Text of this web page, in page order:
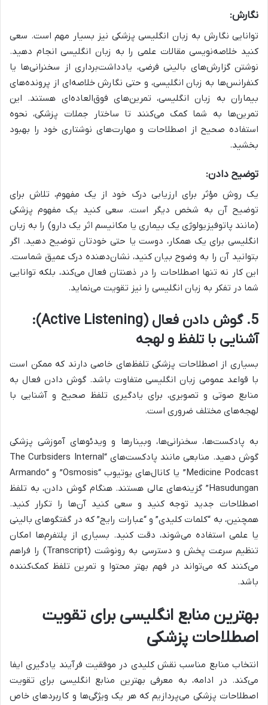
نگارش:
توانایی نگارش به زبان انگلیسی پزشکی نیز بسیار مهم است. سعی
کنید خلاصه‌نویسی مقالات علمی را به زبان انگلیسی انجام دهید.
نوشتن گزارش‌های بالینی فرضی، یادداشت‌برداری از سخنرانی‌ها یا
کنفرانس‌ها به زبان انگلیسی، و حتی نگارش خلاصه‌ای از پرونده‌های
بیماران به زبان انگلیسی، تمرین‌های فوق‌العاده‌ای هستند. این
تمرین‌ها به شما کمک می‌کنند تا ساختار جملات پزشکی، نحوه
استفاده صحیح از اصطلاحات و مهارت‌های نوشتاری خود را بهبود
بخشید.
توضیح دادن:
یک روش مؤثر برای ارزیابی درک خود از یک مفهوم، تلاش برای
توضیح آن به شخص دیگر است. سعی کنید یک مفهوم پزشکی
(مانند پاتوفیزیولوژی یک بیماری یا مکانیسم اثر یک دارو) را به زبان
انگلیسی برای یک همکار، دوست یا حتی خودتان توضیح دهید. اگر
بتوانید آن را به وضوح بیان کنید، نشان‌دهنده درک عمیق شماست.
این کار نه تنها اصطلاحات را در ذهنتان فعال می‌کند، بلکه توانایی
شما در تفکر به زبان انگلیسی را نیز تقویت می‌نماید.
5. گوش دادن فعال (Active Listening):
آشنایی با تلفظ و لهجه
بسیاری از اصطلاحات پزشکی تلفظ‌های خاصی دارند که ممکن است
با قواعد عمومی زبان انگلیسی متفاوت باشد. گوش دادن فعال به
منابع صوتی و تصویری، برای یادگیری تلفظ صحیح و آشنایی با
لهجه‌های مختلف ضروری است.
به پادکست‌ها، سخنرانی‌ها، وبینارها و ویدئوهای آموزشی پزشکی
گوش دهید. منابعی مانند پادکست‌های “The Curbsiders Internal
Medicine Podcast” یا کانال‌های یوتیوب “Osmosis” و “Armando
Hasudungan” گزینه‌های عالی هستند. هنگام گوش دادن، به تلفظ
اصطلاحات جدید توجه کنید و سعی کنید آن‌ها را تکرار کنید.
همچنین، به “کلمات کلیدی” و “عبارات رایج” که در گفتگوهای بالینی
یا علمی استفاده می‌شوند، دقت کنید. بسیاری از پلتفرم‌ها امکان
تنظیم سرعت پخش و دسترسی به رونوشت (Transcript) را فراهم
می‌کنند که می‌تواند در فهم بهتر محتوا و تمرین تلفظ کمک‌کننده
باشد.
بهترین منابع انگلیسی برای تقویت
اصطلاحات پزشکی
انتخاب منابع مناسب نقش کلیدی در موفقیت فرآیند یادگیری ایفا
می‌کند. در ادامه، به معرفی بهترین منابع انگلیسی برای تقویت
اصطلاحات پزشکی می‌پردازیم که هر یک ویژگی‌ها و کاربردهای خاص